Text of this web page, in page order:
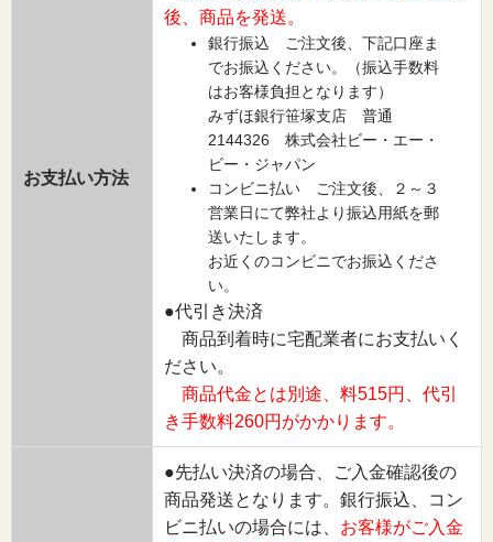
お支払い方法
後、商品を発送。
銀行振込 ご注文後、下記口座ま
でお振込ください。（振込手数料
はお客様負担となります）
みずほ銀行笹塚支店 普通
2144326 株式会社ビー・エー・
ビー・ジャパン
コンビニ払い ご注文後、２～３
営業日にて弊社より振込用紙を郵
送いたします。
お近くのコンビニでお振込くださ
い。
●代引き決済
商品到着時に宅配業者にお支払いく
ださい。
商品代金とは別途、料515円、代引
き手数料260円がかかります。
●先払い決済の場合、ご入金確認後の
商品発送となります。銀行振込、コン
ビニ払いの場合には、 お客様がご入金